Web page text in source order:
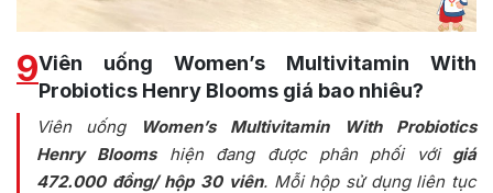
9Viên uống Women’s Multivitamin With
Probiotics Henry Blooms giá bao nhiêu?
Viên uống
Women’s Multivitamin With Probiotics
Henry Bloomshiện đang được phân phối với giá
472.000 đồng/ hộp 30 viên. Mỗi hộp sử dụng liên tục